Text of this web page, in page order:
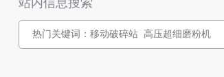
站内信息搜索